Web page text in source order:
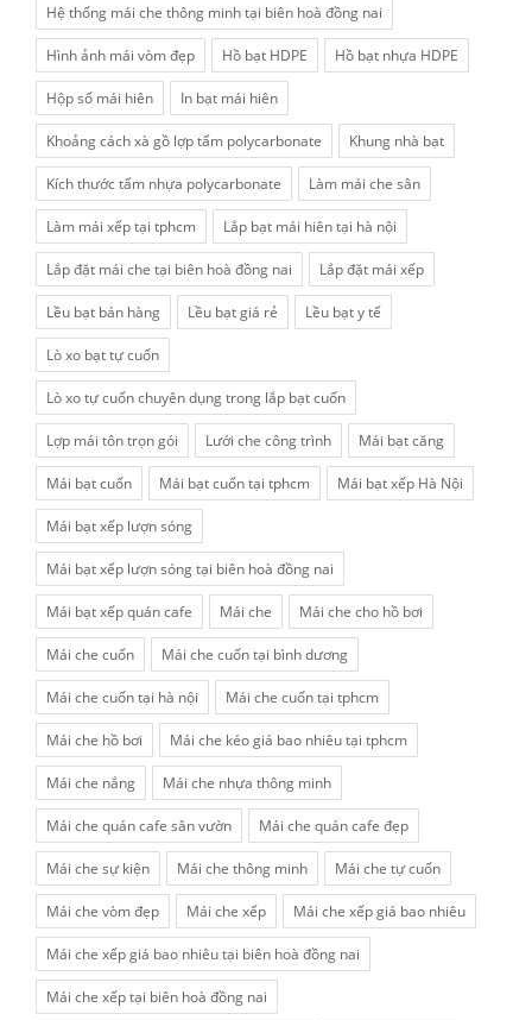
Hệ thống mái che thông minh tại biên hoà đồng nai
Hình ảnh mái vòm đẹp Hồ bạt HDPE Hồ bạt nhựa HDPE
Hộp số mái hiên In bạt mái hiên
Khoảng cách xà gồ lợp tấm polycarbonate Khung nhà bạt
Kích thước tấm nhựa polycarbonate Làm mái che sân
Làm mái xếp tại tphcm Lắp bạt mái hiên tại hà nội
Lắp đặt mái che tại biên hoà đồng nai Lắp đặt mái xếp
Lều bạt bán hàng Lều bạt giá rẻ Lều bạt y tế
Lò xo bạt tự cuốn
Lò xo tự cuốn chuyên dụng trong lắp bạt cuốn
Lợp mái tôn trọn gói Lưới che công trình Mái bạt căng
Mái bạt cuốn Mái bạt cuốn tại tphcm Mái bạt xếp Hà Nội
Mái bạt xếp lượn sóng
Mái bạt xếp lượn sóng tại biên hoà đồng nai
Mái bạt xếp quán cafe Mái che Mái che cho hồ bơi
Mái che cuốn Mái che cuốn tại bình dương
Mái che cuốn tại hà nội Mái che cuốn tại tphcm
Mái che hồ bơi Mái che kéo giá bao nhiêu tại tphcm
Mái che nắng Mái che nhựa thông minh
Mái che quán cafe sân vườn Mái che quán cafe đẹp
Mái che sự kiện Mái che thông minh Mái che tự cuốn
Mái che vòm đẹp Mái che xếp Mái che xếp giá bao nhiêu
Mái che xếp giá bao nhiêu tại biên hoà đồng nai
Mái che xếp tại biên hoà đồng nai